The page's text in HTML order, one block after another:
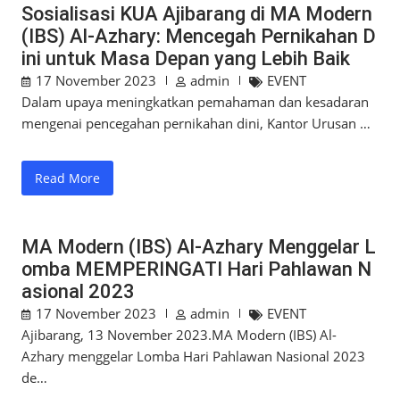
Sosialisasi KUA Ajibarang di MA Modern
(IBS) Al-Azhary: Mencegah Pernikahan D
ini untuk Masa Depan yang Lebih Baik
17 November 2023 admin
EVENT
Dalam upaya meningkatkan pemahaman dan kesadaran
mengenai pencegahan pernikahan dini, Kantor Urusan …
Read More
MA Modern (IBS) Al-Azhary Menggelar L
omba MEMPERINGATI Hari Pahlawan N
asional 2023
17 November 2023 admin
EVENT
Ajibarang, 13 November 2023.MA Modern (IBS) Al-
Azhary menggelar Lomba Hari Pahlawan Nasional 2023
de…